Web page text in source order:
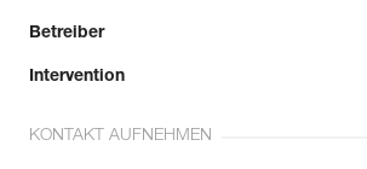
Betreiber
Intervention
KONTAKT AUFNEHMEN